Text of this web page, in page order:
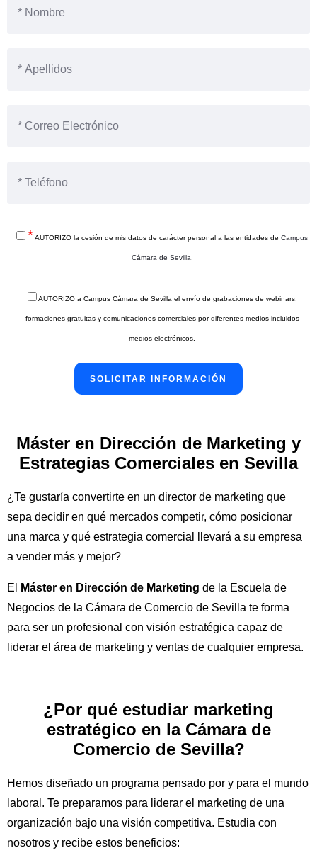
ESPECIALISTA EN DESARROLLO COMPETENCIAL E
DTOR. DE PROYECTOS DE CAPTURA Y ANÁLISIS DE
INFORMACIÓN. MARKET&SOCIAL INTELLIGENCE. TRABAJA
EN EL INSTITUTO DE MARKETING Y COMUNICACIÓN O
PEPSICO ESPAÑA, ENTRE OTRAS EMPRESAS.
Eduardo Martín Cardona
GERENTE DE MEDIA MARKT. HA OCUPADO CARGOS DE
Y LUCCHINO, VILAMAR. EXPERTO EN
DE EMPRESAS (RETAIL).
*AUTORIZO la cesión de mis datos de carácter personal a las entidades de Campus
Cámara de Sevilla
AUTORIZO a Campus Cámara de Sevilla el envío de grabaciones de webinars,
formaciones gratuitas y comunicaciones comerciales por diferentes medios incluidos
medios electrónicos.
Máster en Dirección de Marketing y
Estrategias Comerciales en Sevilla
¿Te gustaría convertirte en un director de marketing que
sepa decidir en qué mercados competir, cómo posicionar
una marca y qué estrategia comercial llevará a su empresa
a vender más y mejor?
El Máster en Dirección de Marketing de la Escuela de
Negocios de la Cámara de Comercio de Sevilla te forma
para ser un profesional con visión estratégica capaz de
liderar el área de marketing y ventas de cualquier empresa.
¿Por qué estudiar marketing
estratégico en la Cámara de
Comercio de Sevilla?
Hemos diseñado un programa pensado por y para el mundo
laboral. Te preparamos para liderar el marketing de una
organización bajo una visión competitiva. Estudia con
nosotros y recibe estos beneficios: